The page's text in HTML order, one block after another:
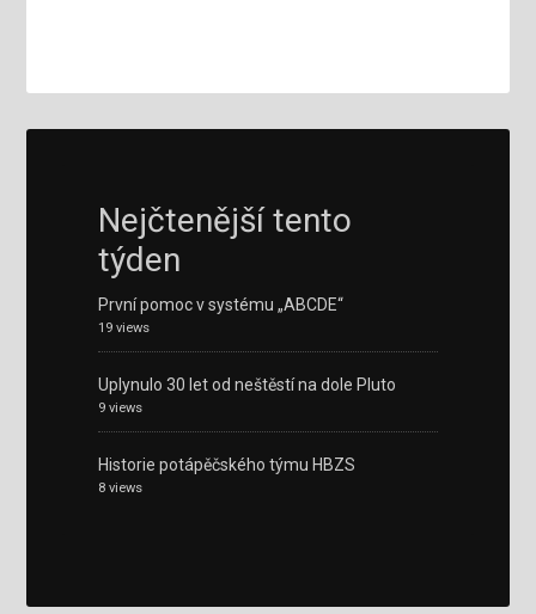
Nejčtenější tento
týden
První pomoc v systému „ABCDE“
19 views
Uplynulo 30 let od neštěstí na dole Pluto
9 views
Historie potápěčského týmu HBZS
8 views